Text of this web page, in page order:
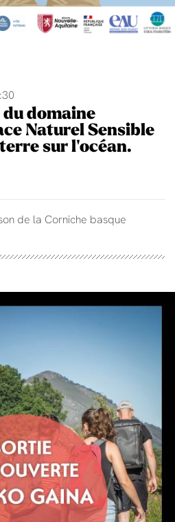
domaine
Naturel Sensible
sur l'océan.
de la Corniche basque